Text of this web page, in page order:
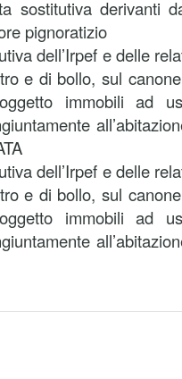
sostitutiva derivanti
pignoratizio
dell’Irpef e delle
e di bollo, sul
immobili ad
dell’Irpef e delle
e di bollo, sul
immobili ad